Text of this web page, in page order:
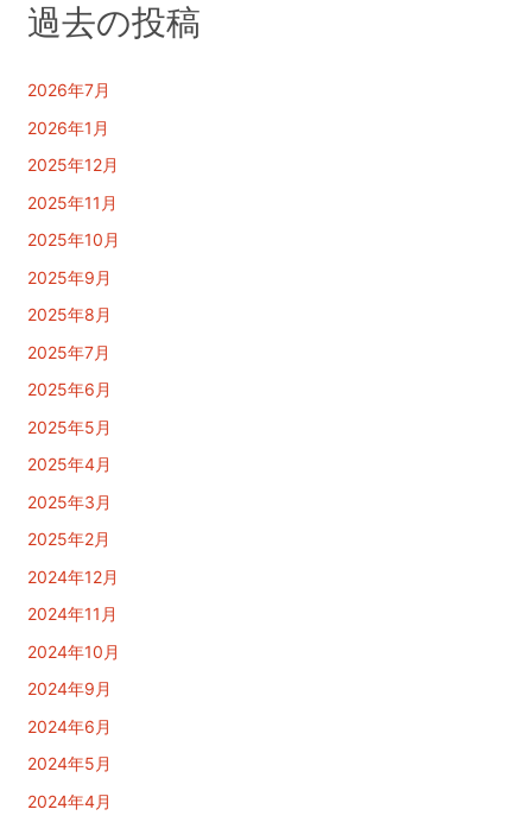
過去の投稿
2026年7月
2026年1月
2025年12月
2025年11月
2025年10月
2025年9月
2025年8月
2025年7月
2025年6月
2025年5月
2025年4月
2025年3月
2025年2月
2024年12月
2024年11月
2024年10月
2024年9月
2024年6月
2024年5月
2024年4月